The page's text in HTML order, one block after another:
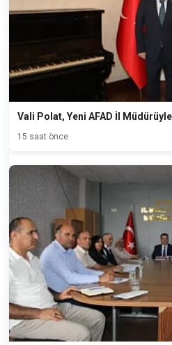
Vali Polat, Yeni AFAD İl
15 saat önce